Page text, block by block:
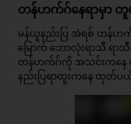
တန်ဟက်ဂ်နေရာမှာ
မန်ယူနည်းပြ အဲရစ် တန်ဟ
မြောက် ဘောလုံးရာသီ ရ
တန်ဟက်ဂ်ကို အသင်းကနေ
နည်းပြရာထူးကနေ ထုတ်ပယ်ပ